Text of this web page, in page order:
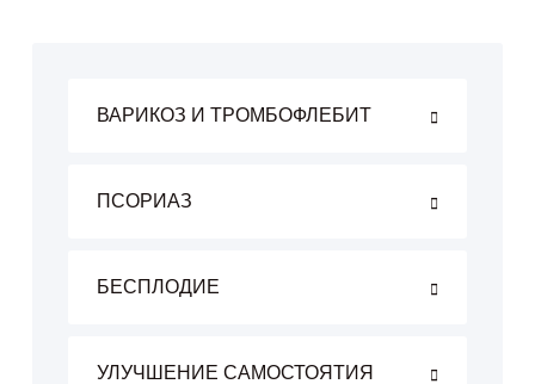
ВАРИКОЗ И ТРОМБОФЛЕБИТ
ПСОРИАЗ
БЕСПЛОДИЕ
УЛУЧШЕНИЕ САМОСТОЯТИЯ